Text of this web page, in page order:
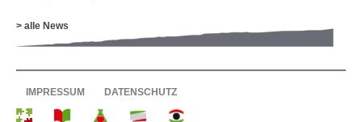
> alle News
IMPRESSUM DATENSCHUTZ